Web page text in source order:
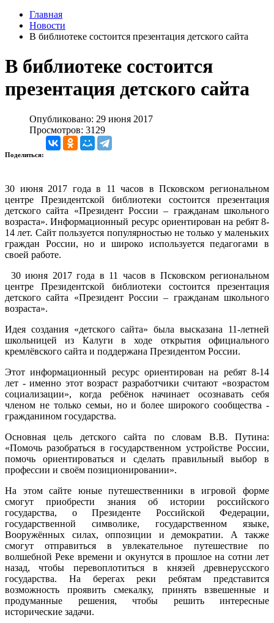
Главная
Новости
В библиотеке состоится презентация детского сайта
В библиотеке состоится
презентация детского сайта
Опубликовано: 29 июня 2017
Просмотров: 3129
Поделиться:
30 июня 2017 года в 11 часов в Псковском региональном
центре Президентской библиотеки состоится презентация
детского сайта «Президент России – гражданам школьного
возраста». Информационный ресурс ориентирован на ребят 8-
14 лет. Cайт пользуется популярностью не только у маленьких
граждан России, но и широко используется педагогами в
своей работе.
30 июня 2017 года в 11 часов в Псковском региональном
центре Президентской библиотеки состоится презентация
детского сайта «Президент России – гражданам школьного
возраста».
Идея создания «детского сайта» была высказана 11-летней
школьницей из Калуги в ходе открытия официального
кремлёвского сайта и поддержана Президентом России.
Этот информационный ресурс ориентирован на ребят 8-14
лет - именно этот возраст разработчики считают «возрастом
социализации», когда ребёнок начинает осознавать себя
членом не только семьи, но и более широкого сообщества -
гражданином государства.
Основная цель детского сайта по словам В.В. Путина:
«Помочь разобраться в государственном устройстве России,
помочь ориентироваться и сделать правильный выбор в
профессии и своём позиционировании».
На этом сайте юные путешественники в игровой форме
смогут приобрести знания об истории российского
государства, о Президенте Российской Федерации,
государственной символике, государственном языке,
Вооружённых силах, оппозиции и демократии. А также
смогут отправиться в увлекательное путешествие по
волшебной Реке времени и окунутся в прошлое на сотни лет
назад, чтобы перевоплотиться в князей древнерусского
государства. На берегах реки ребятам представится
возможность проявить смекалку, принять взвешенные и
продуманные решения, чтобы решить интересные
исторические задачи.